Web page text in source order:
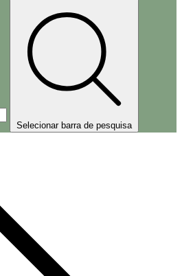
Selecionar barra de pesquisa